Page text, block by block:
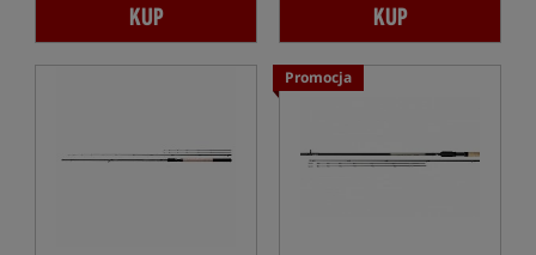
KUP KUP
Promocja